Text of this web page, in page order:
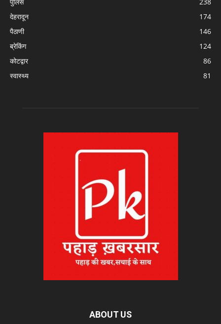
देहरादून
174
पैठाणी
146
ब्रेकिंग
124
कोटद्वार
86
स्वास्थ्य
81
ABOUT US